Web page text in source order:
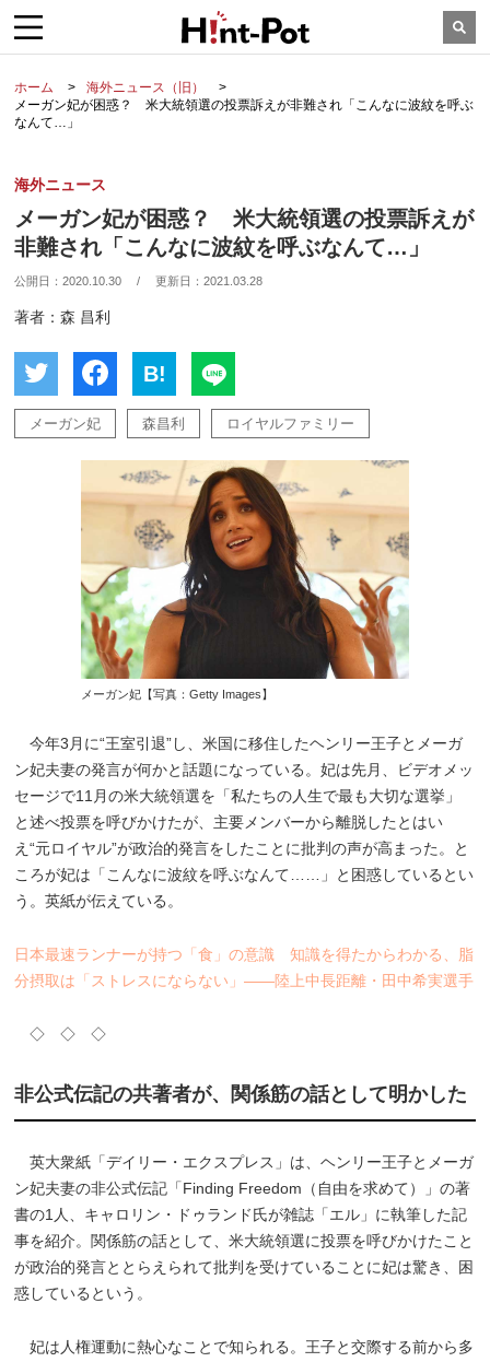
ホーム
海外ニュース（旧）
メーガン妃が困惑？ 米大統領選の投票訴えが非難され「こんなに波紋を呼ぶ
なんて…」
海外ニュース
メーガン妃が困惑？ 米大統領選の投票訴えが
非難され「こんなに波紋を呼ぶなんて…」
公開日：2020.10.30 / 更新日：2021.03.28
著者：森 昌利
B!
メーガン妃 森昌利 ロイヤルファミリー
メーガン妃【写真：Getty Images】
今年3月に“王室引退”し、米国に移住したヘンリー王子とメーガ
ン妃夫妻の発言が何かと話題になっている。妃は先月、ビデオメッ
セージで11月の米大統領選を「私たちの人生で最も大切な選挙」
と述べ投票を呼びかけたが、主要メンバーから離脱したとはい
え“元ロイヤル”が政治的発言をしたことに批判の声が高まった。と
ころが妃は「こんなに波紋を呼ぶなんて……」と困惑しているとい
う。英紙が伝えている。
日本最速ランナーが持つ「食」の意識 知識を得たからわかる、脂
分摂取は「ストレスにならない」――陸上中長距離・田中希実選手
◇ ◇ ◇
非公式伝記の共著者が、関係筋の話として明かした
英大衆紙「デイリー・エクスプレス」は、ヘンリー王子とメーガ
ン妃夫妻の非公式伝記「Finding Freedom（自由を求めて）」の著
書の1人、キャロリン・ドゥランド氏が雑誌「エル」に執筆した記
事を紹介。関係筋の話として、米大統領選に投票を呼びかけたこと
が政治的発言ととらえられて批判を受けていることに妃は驚き、困
惑しているという。
妃は人権運動に熱心なことで知られる。王子と交際する前から多